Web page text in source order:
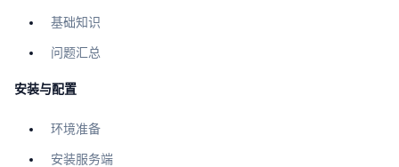
基础知识
问题汇总
安装与配置
环境准备
安装服务端